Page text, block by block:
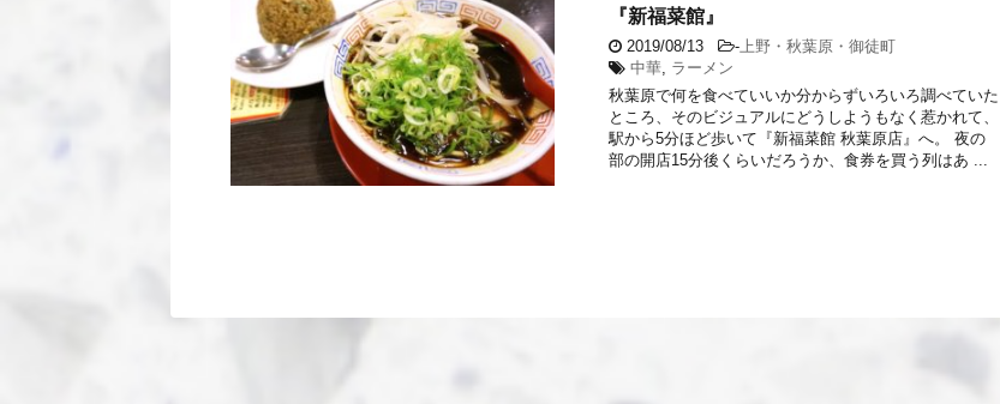
『新福菜館』
2019/08/13 -上野・秋葉原・御徒町
中華, ラーメン
秋葉原で何を食べていいか分からずいろいろ調べていた
ところ、そのビジュアルにどうしようもなく惹かれて、
駅から5分ほど歩いて『新福菜館 秋葉原店』へ。 夜の
部の開店15分後くらいだろうか、食券を買う列はあ ...